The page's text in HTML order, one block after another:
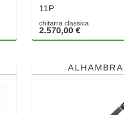
11P
chitarra classica
2.570,00 €
ALHAMBRA